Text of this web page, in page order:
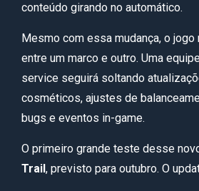
conteúdo girando no automático.
Mesmo com essa mudança, o jogo
entre um marco e outro. Uma
service seguirá soltando
cosméticos, ajustes de
bugs e eventos in-game.
O primeiro grande teste desse
Trail , previsto para outubro. O